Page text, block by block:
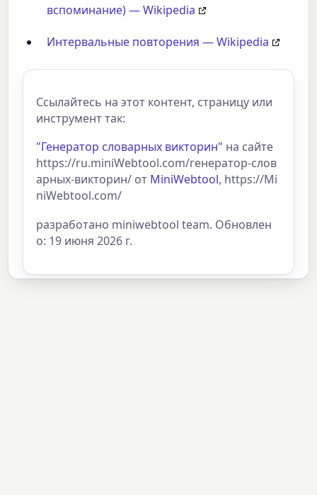
вспоминание) — Wikipedia
Интервальные повторения — Wikipedia
Ссылайтесь на этот контент, страницу или
инструмент так:
"Генератор словарных викторин" на сайте
https://ru.miniWebtool.com/генератор-слов
арных-викторин/ от MiniWebtool, https://Mi
niWebtool.com/
разработано miniwebtool team. Обновлен
о: 19 июня 2026 г.